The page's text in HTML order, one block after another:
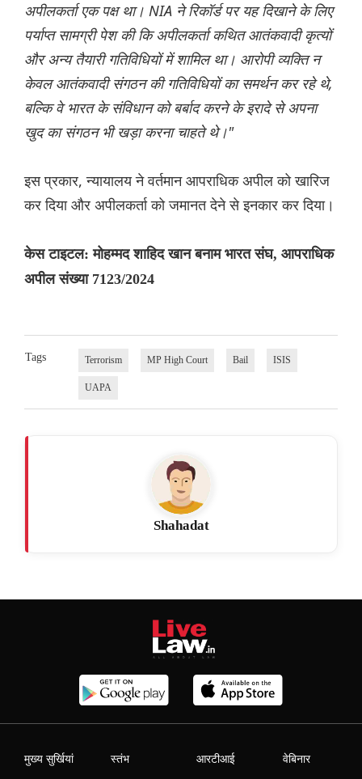
अपीलकर्ता एक पक्ष था। NIA ने रिकॉर्ड पर यह दिखाने के लिए
पर्याप्त सामग्री पेश की कि अपीलकर्ता कथित आतंकवादी कृत्यों
और अन्य तैयारी गतिविधियों में शामिल था। आरोपी व्यक्ति न
केवल आतंकवादी संगठन की गतिविधियों का समर्थन कर रहे थे,
बल्कि वे भारत के संविधान को बर्बाद करने के इरादे से अपना
खुद का संगठन भी खड़ा करना चाहते थे।"
इस प्रकार, न्यायालय ने वर्तमान आपराधिक अपील को खारिज
कर दिया और अपीलकर्ता को जमानत देने से इनकार कर दिया।
केस टाइटल: मोहम्मद शाहिद खान बनाम भारत संघ, आपराधिक
अपील संख्या 7123/2024
Tags Terrorism MP High Court Bail ISIS
UAPA
Shahadat
मुख्य सुर्खियां स्तंभ आरटीआई वेबिनार